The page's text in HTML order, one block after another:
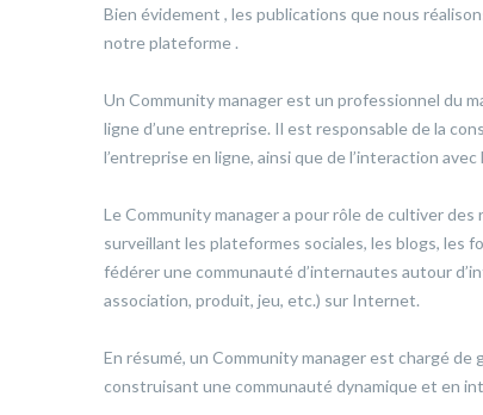
Bien évidement , les publications que nous
notre plateforme .
Un Community manager est un professionnel du
ligne d’une entreprise. Il est responsable de la
l’entreprise en ligne, ainsi que de l’interaction
Le Community manager a pour rôle de cultiver
surveillant les plateformes sociales, les blogs, les
fédérer une communauté d’internautes autour
association, produit, jeu, etc.) sur Internet.
En résumé, un Community manager est chargé
construisant une communauté dynamique et en